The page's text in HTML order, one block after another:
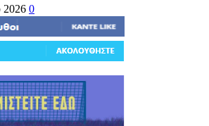
2026 0